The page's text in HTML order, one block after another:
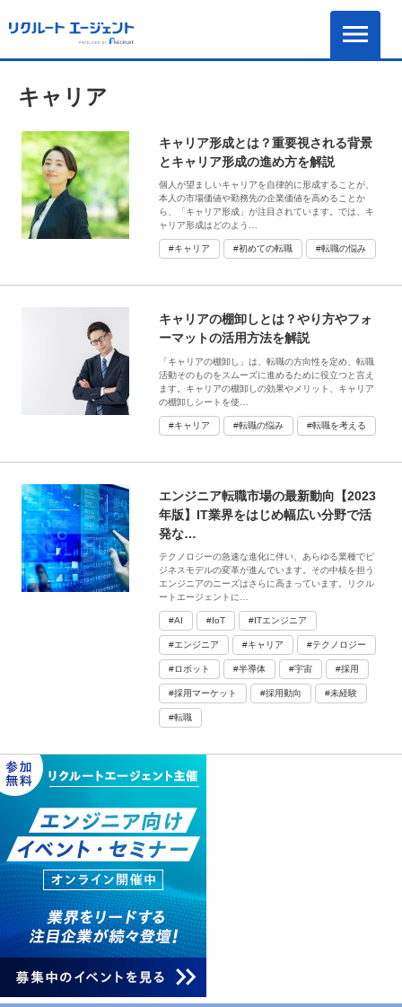
キャリア
キャリア形成とは？重要視される背景
とキャリア形成の進め方を解説
個人が望ましいキャリアを自律的に形成することが、
本人の市場価値や勤務先の企業価値を高めることか
ら、「キャリア形成」が注目されています。では、キ
ャリア形成はどのよう…
#キャリア #初めての転職 #転職の悩み
キャリアの棚卸しとは？やり方やフォ
ーマットの活用方法を解説
「キャリアの棚卸し」は、転職の方向性を定め、転職
活動そのものをスムーズに進めるために役立つと言え
ます。キャリアの棚卸しの効果やメリット、キャリア
の棚卸しシートを使…
#キャリア #転職の悩み #転職を考える
エンジニア転職市場の最新動向【2023
年版】IT業界をはじめ幅広い分野で活
発な…
テクノロジーの急速な進化に伴い、あらゆる業種でビ
ジネスモデルの変革が進んでいます。その中核を担う
エンジニアのニーズはさらに高まっています。リクル
ートエージェントに…
#AI #IoT #ITエンジニア
#エンジニア #キャリア #テクノロジー
#ロボット #半導体 #宇宙 #採用
#採用マーケット #採用動向 #未経験
#転職